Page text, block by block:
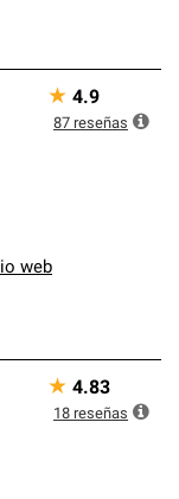
web
★ 4.9
87 reseñas
★ 4.83
18 reseñas